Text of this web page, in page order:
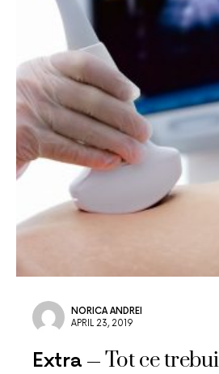
NORICA ANDREI
APRIL 23, 2019
Extra Tot ce